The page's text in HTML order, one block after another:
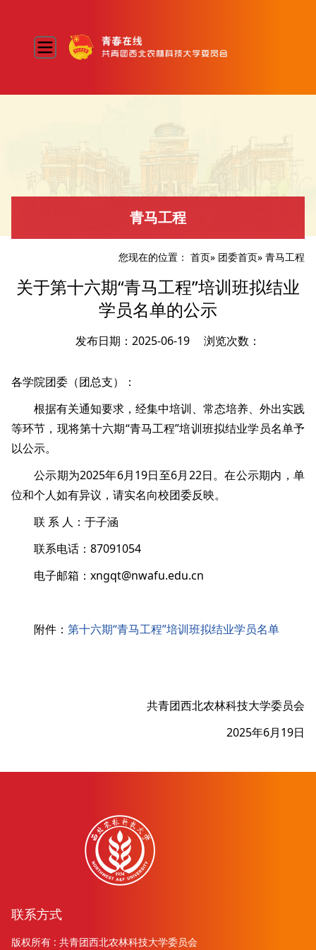
青马工程
您现在的位置： 首页» 团委首页» 青马工程
关于第十六期“青马工程”培训班拟结业
学员名单的公示
发布日期：2025-06-19 浏览次数：
各学院团委（团总支）：
根据有关通知要求，经集中培训、常态培养、外出实践
等环节，现将第十六期“青马工程”培训班拟结业学员名单予
以公示。
公示期为2025年6月19日至6月22日。在公示期内，单
位和个人如有异议，请实名向校团委反映。
联 系 人：于子涵
联系电话：87091054
电子邮箱：xngqt@nwafu.edu.cn
附件： 第十六期“青马工程”培训班拟结业学员名单
共青团西北农林科技大学委员会
2025年6月19日
联系方式
版权所有 : 共青团西北农林科技大学委员会